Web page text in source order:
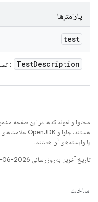
پارامترها
test
TestDescription
:
محتوا و نمونه کدها در این صفحه
یا وابسته‌های آن هستند.
تاریخ آخرین به‌روزرسانی 2026-06-22 به‌وقت ساعت هماهنگ جهانی.
ساخت